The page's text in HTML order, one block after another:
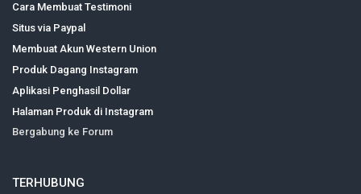
Cara Membuat Testimoni
Situs via Paypal
Membuat Akun Western Union
Produk Dagang Instagram
Aplikasi Penghasil Dollar
Halaman Produk di Instagram
Bergabung ke Forum
TERHUBUNG